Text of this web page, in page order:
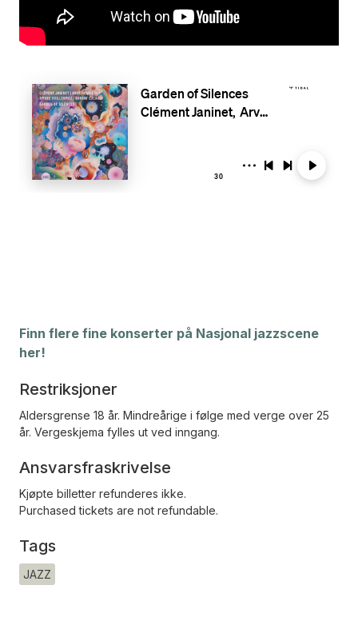
Finn flere fine konserter på Nasjonal jazzscene
her!
Restriksjoner
Aldersgrense 18 år. Mindreårige i følge med verge over 25
år. Vergeskjema fylles ut ved inngang.
Ansvarsfraskrivelse
Kjøpte billetter refunderes ikke.
Purchased tickets are not refundable.
Tags
JAZZ